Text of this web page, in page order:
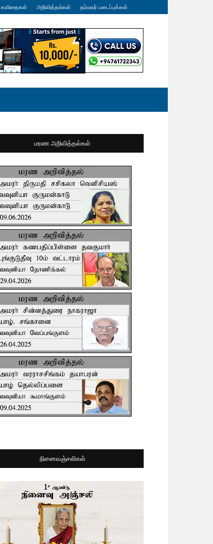
கவிதைகள் அறிவித்தல்கள் நம்மவர் படைப்புக்கள்
மரண அறிவித்தல்கள்
நினைவஞ்சலிகள்